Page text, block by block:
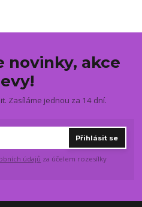
novinky, akce
Zasíláme jednou za 14 dní.
Přihlásit se
údajů za účelem rozesílky